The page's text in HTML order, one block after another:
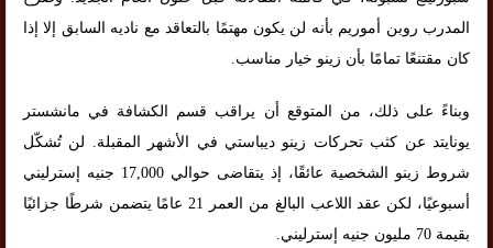
المدرب روبن أموريم بأنه لن يكون مهتمًا بالتعاقد مع ناديه السابق إلا إذا
كان مقتنعًا تمامًا بأن زينو خيار مناسب.
وبناءً على ذلك، من المتوقع أن يراقب قسم الكشافة في مانشستر
يونايتد عن كثب تحركات زينو ديباستي في الأشهر المقبلة. لن تُشكّل
شروط زينو الشخصية عائقًا، إذ يتقاضى حوالي 17,000 جنيه إسترليني
أسبوعيًا، لكن عقد اللاعب البالغ من العمر 21 عامًا يتضمن شرطًا جزائيًا
بقيمة 70 مليون جنيه إسترليني.